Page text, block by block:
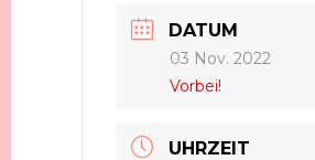
DATUM
03 Nov. 2022
Vorbei!
UHRZEIT